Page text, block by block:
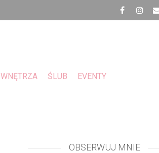
WNĘTRZA ŚLUB EVENTY
OBSERWUJ MNIE